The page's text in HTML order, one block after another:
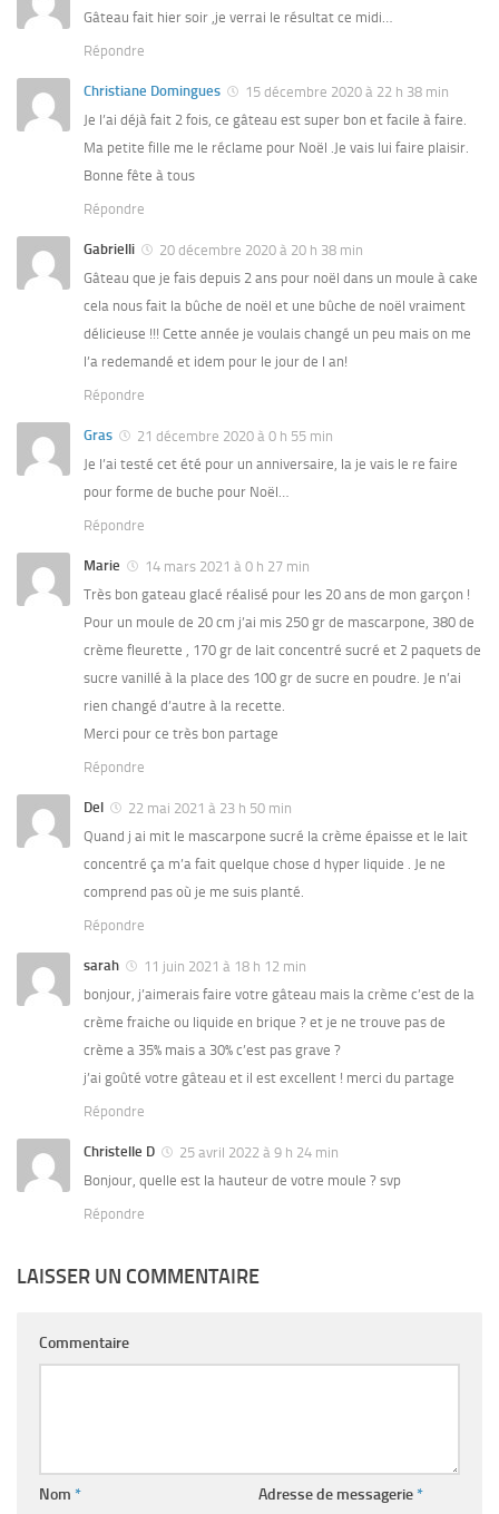
Gâteau fait hier soir ,je verrai le résultat ce midi…
Répondre
Christiane Domingues
15 décembre 2020 à 22 h 38 min
Je l’ai déjà fait 2 fois, ce gâteau est super bon et facile à faire.
Ma petite fille me le réclame pour Noël .Je vais lui faire plaisir.
Bonne fête à tous
Répondre
Gabrielli
20 décembre 2020 à 20 h 38 min
Gâteau que je fais depuis 2 ans pour noël dans un moule à cake
cela nous fait la bûche de noël et une bûche de noël vraiment
délicieuse !!! Cette année je voulais changé un peu mais on me
l’a redemandé et idem pour le jour de l an!
Répondre
Gras
21 décembre 2020 à 0 h 55 min
Je l’ai testé cet été pour un anniversaire, la je vais le re faire
pour forme de buche pour Noël…
Répondre
Marie
14 mars 2021 à 0 h 27 min
Très bon gateau glacé réalisé pour les 20 ans de mon garçon !
Pour un moule de 20 cm j’ai mis 250 gr de mascarpone, 380 de
crème fleurette , 170 gr de lait concentré sucré et 2 paquets de
sucre vanillé à la place des 100 gr de sucre en poudre. Je n’ai
rien changé d’autre à la recette.
Merci pour ce très bon partage
Répondre
Del
22 mai 2021 à 23 h 50 min
Quand j ai mit le mascarpone sucré la crème épaisse et le lait
concentré ça m’a fait quelque chose d hyper liquide . Je ne
comprend pas où je me suis planté.
Répondre
sarah
11 juin 2021 à 18 h 12 min
bonjour, j’aimerais faire votre gâteau mais la crème c’est de la
crème fraiche ou liquide en brique ? et je ne trouve pas de
crème a 35% mais a 30% c’est pas grave ?
j’ai goûté votre gâteau et il est excellent ! merci du partage
Répondre
Christelle D
25 avril 2022 à 9 h 24 min
Bonjour, quelle est la hauteur de votre moule ? svp
Répondre
LAISSER UN COMMENTAIRE
Commentaire
Nom * Adresse de messagerie*